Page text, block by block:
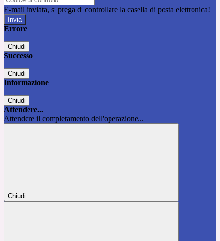
E-mail inviata, si prega di controllare la casella di posta elettronica!
Errore
Chiudi
Successo
Chiudi
Informazione
Chiudi
Attendere...
Attendere il completamento dell'operazione...
Chiudi